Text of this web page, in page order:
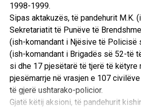
1998-1999.
Sipas aktakuzës, të pandehurit M.K.
Sekretariatit të Punëve të Brendshme
(ish-komandant i Njësive të Policisë
(ish-komandant i Brigadës së 52-të
si dhe 17 pjesëtarë të tjerë të këtyre
pjesëmarrje në vrasjen e 107
të gjerë ushtarako-policior.
Gjatë këtij aksioni, të pandehurit